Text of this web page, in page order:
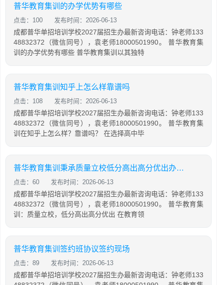
普华教育集训的办学优势有哪些
点击：100 发布时间：2026-06-13
成都普华单招培训学校2027届招生办最新咨询电话：钟老师133
48832372（微信同号），袁老师18000501990。 普华教育集
训的办学优势有哪些 普华教育集训以其独特
普华教育集训知乎上怎么样靠谱吗
点击：108 发布时间：2026-06-13
成都普华单招培训学校2027届招生办最新咨询电话：钟老师133
48832372（微信同号），袁老师18000501990。 普华教育集
训在知乎上怎么样？靠谱吗？ 在选择高中毕
普华教育集训秉承质量立校低分高出高分优出办学宗旨
点击：60 发布时间：2026-06-13
成都普华单招培训学校2027届招生办最新咨询电话：钟老师133
48832372（微信同号），袁老师18000501990。 普华教育集
训：质量立校，低分高出高分优出 在教育领
普华教育集训签约班协议签约现场
点击：89 发布时间：2026-06-13
成都普华单招培训学校2027届招生办最新咨询电话：钟老师133